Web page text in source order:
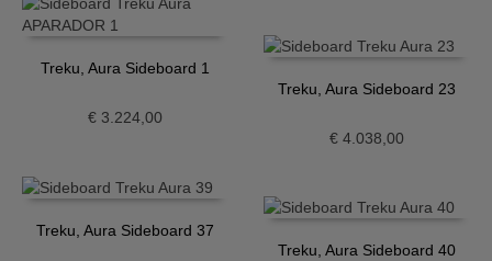
Treku, Aura Sideboard 1
€3.224,00
Treku, Aura Sideboard 23
€ 4.038,00
Treku, Aura Sideboard 37
Treku, Aura Sideboard 40